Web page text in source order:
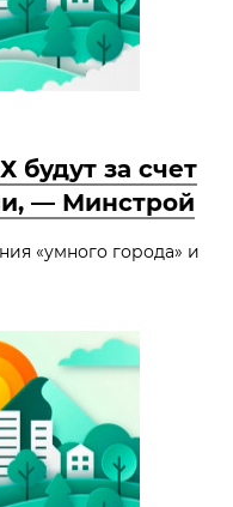
за счет
— Минстрой
«умного города» и